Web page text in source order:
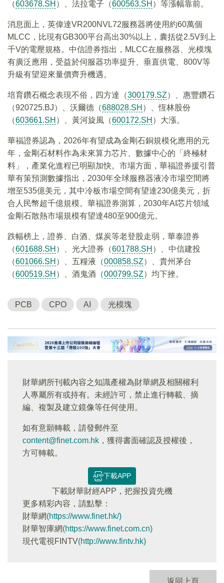
（603678.SH ）、法拉電子（600563.SH ）等漲幅靠前。
消息面上，英偉達VR200NVL72服務器將使用約60萬個
MLCC，比現有GB300平台高出30%以上，囊括從2.5V到上
千V的電壓規格。中信證券指出，MLCC在服務器、光模塊
有廣泛應用，受益於伺服器功率提升、垂直供電、800V等
升級有望迎來量價齊升機遇。
培育鑽石概念表現不俗，四方達（300179.SZ）、惠豐鑽石
（920725.BJ）、沃爾德（688028.SH ）、恆林股份
（603661.SH ）、黃河旋風（600172.SH ）大漲。
華福證券認為，2026年有望成為金剛石銅規模化應用的元
年，金剛石材料作為未來算力芯片、數據中心的「終極材
料」，產業化進程已明顯加快。市場方面，華福證券援引普
華有策預測數據指出，2030年全球服務器液冷市場空間將
增至535億美元，其中冷板市場空間有望達230億美元，折
合人民幣超千億規模。華福證券測算，2030年AI芯片領域
金剛石散熱市場規模有望達480至900億元。
跌幅榜上，證券、白酒、煤炭等老登股走弱，華泰證券
（601688.SH ）、光大證券（601788.SH ）、中信建投
（601066.SH ）、五糧液（000858.SZ）、貴州茅台
（600519.SH ）、酒鬼酒（000799.SZ）均下挫。
PCB CPO AI 光模塊
財華網所刊載內容之知識產權為財華網及相關權利
人專屬所有或持有。未經許可，禁止進行轉載、摘
編、複製及建立鏡像等任何使用。
如有意願轉載，請發郵件至
content@finet.com.hk ，獲得書面確認及授權後，
方可轉載。
下載APP
下載財華財經APP，把握投資先機
更多精彩内容，請點擊：
財華網(https://www.finet.hk/)
財華智庫網(https://www.finet.com.cn)
現代電視FINTV(http://www.fintv.hk)
返回上頁